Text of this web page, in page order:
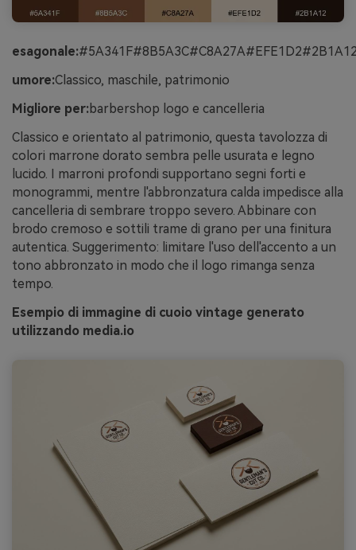
esagonale:
umore:Classico, maschile, patrimonio
Migliore per:barbershop logo e cancelleria
Classico e orientato al patrimonio, questa tavolozza di
colori marrone dorato sembra pelle usurata e legno
lucido. I marroni profondi supportano segni forti e
monogrammi, mentre l'abbronzatura calda impedisce alla
cancelleria di sembrare troppo severo. Abbinare con
brodo cremoso e sottili trame di grano per una finitura
autentica. Suggerimento: limitare l'uso dell'accento a un
tono abbronzato in modo che il logo rimanga senza
tempo.
Esempio di immagine di cuoio vintage generato
utilizzando media.io